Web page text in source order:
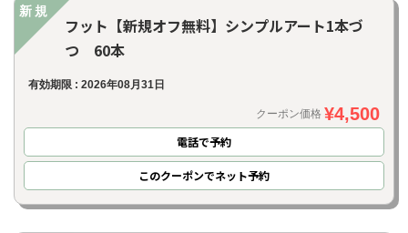
新規
フット【新規オフ無料】シンプルアート1本づ
つ 60本
有効期限 : 2026年08月31日
クーポン価格 ¥4,500
電話で予約
このクーポンでネット予約